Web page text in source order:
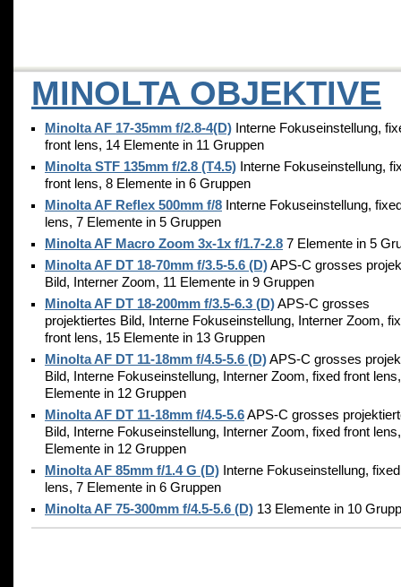
MINOLTA OBJEKTIVE
Minolta AF 17-35mm f/2.8-4(D) Interne Fokuseinstellung,
front lens, 14 Elemente in 11 Gruppen
Minolta STF 135mm f/2.8 (T4.5) Interne Fokuseinstellung,
front lens, 8 Elemente in 6 Gruppen
Minolta AF Reflex 500mm f/8 Interne Fokuseinstellung,
lens, 7 Elemente in 5 Gruppen
Minolta AF Macro Zoom 3x-1x f/1.7-2.8 7 Elemente in 5
Minolta AF DT 18-70mm f/3.5-5.6 (D)APS-C grosses
Bild, Interner Zoom, 11 Elemente in 9 Gruppen
Minolta AF DT 18-200mm f/3.5-6.3 (D)APS-C grosses
projektiertes Bild, Interne Fokuseinstellung, Interner Zoom,
front lens, 15 Elemente in 13 Gruppen
Minolta AF DT 11-18mm f/4.5-5.6 (D)APS-C grosses
Bild, Interne Fokuseinstellung, Interner Zoom, fixed front
Elemente in 12 Gruppen
Minolta AF DT 11-18mm f/4.5-5.6APS-C grosses
Bild, Interne Fokuseinstellung, Interner Zoom, fixed front
Elemente in 12 Gruppen
Minolta AF 85mm f/1.4 G (D) Interne Fokuseinstellung,
lens, 7 Elemente in 6 Gruppen
Minolta AF 75-300mm f/4.5-5.6 (D) 13 Elemente in 10